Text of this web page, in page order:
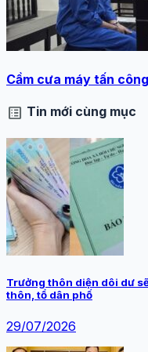
Cầm cưa máy tấn
list_alt Tin mới cùng mục
Trưởng thôn diện dôi dư
thôn, tổ dân phố
29/07/2026